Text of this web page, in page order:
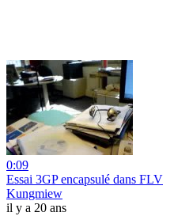
0:09
Essai 3GP encapsulé dans FLV
Kungmiew
il y a 20 ans